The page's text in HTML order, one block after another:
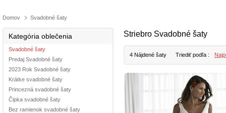
Domov Svadobné šaty
Kategória oblečenia
Svadobné šaty
Predaj Svadobné šaty
2023 Rok Svadobné šaty
Krátke svadobné šaty
Princezná svadobné šaty
Čipka svadobné šaty
Bez ramienok svadobné šaty
Striebro Svadobné šaty
4 Nájdené šaty Triediť podľa :